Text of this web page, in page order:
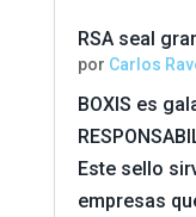
RSA seal
por Carlos
BOXIS es
Este sello
empresas